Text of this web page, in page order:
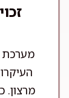
מערכת
מרצון.